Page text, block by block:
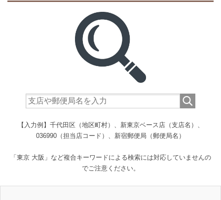
【入力例】千代田区（地区町村）、新東京ベース店（支店名）、
036990（担当店コード）、新宿郵便局（郵便局名）
「東京 大阪」など複合キーワードによる検索には対応していませんの
でご注意ください。